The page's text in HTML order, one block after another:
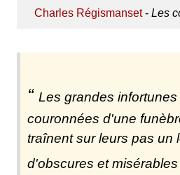
Charles Régismanset-Les
Les grandes
couronnées d'une
traînent sur leurs pas un
d'obscures et